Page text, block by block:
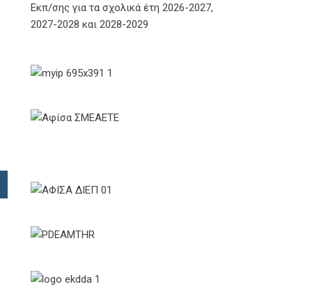
Εκπ/σης για τα σχολικά έτη 2026-2027,
2027-2028 και 2028-2029